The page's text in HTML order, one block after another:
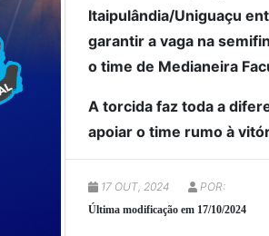
Itaipulândia/Uniguaçu
garantir a vaga na
o time de Medianeira
A torcida faz toda a
apoiar o time rumo à
17 OUT, 2024 POR:
Última modificação em 17/10/2024